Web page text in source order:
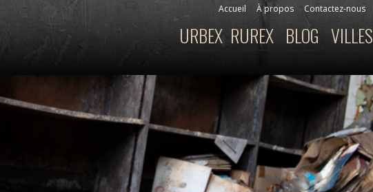
Accueil À propos Contactez-nous
Menu principal VILLES
BLOG
RUREX
URBEX